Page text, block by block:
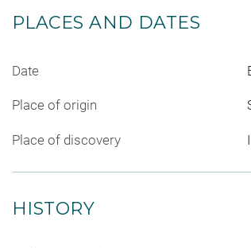
PLACES AND DATES
Date
Place of origin
Place of discovery
HISTORY